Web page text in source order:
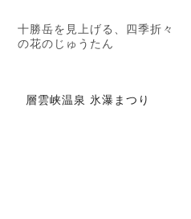
十勝岳を見上げる、四季折々
の花のじゅうたん
層雲峡温泉 氷瀑まつり